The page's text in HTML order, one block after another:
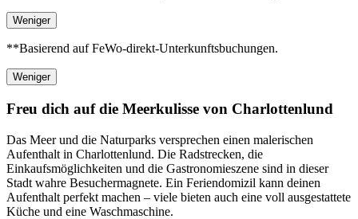
Weniger
**Basierend auf FeWo-direkt-Unterkunftsbuchungen.
Weniger
Freu dich auf die Meerkulisse von Charlottenlund
Das Meer und die Naturparks versprechen einen malerischen
Aufenthalt in Charlottenlund. Die Radstrecken, die
Einkaufsmöglichkeiten und die Gastronomieszene sind in dieser
Stadt wahre Besuchermagnete. Ein Feriendomizil kann deinen
Aufenthalt perfekt machen – viele bieten auch eine voll ausgestattete
Küche und eine Waschmaschine.